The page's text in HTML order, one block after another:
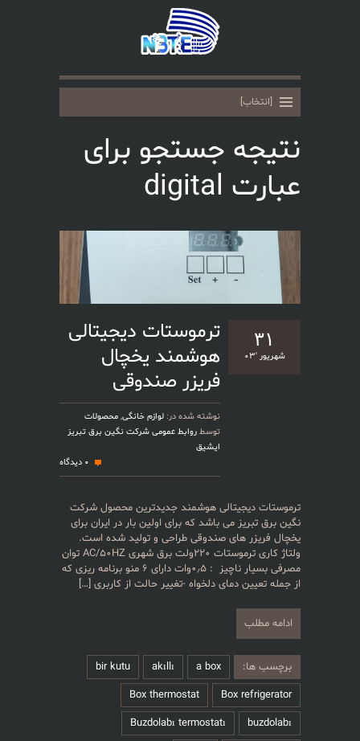
نتیجه جستجو برای
عبارت digital
۳۱
شهریور '۰۳
ترموستات دیجیتالی
هوشمند یخچال
فریزر صندوقی
نوشته شده در: لوازم خانگی, محصولات
توسط روابط عمومی شرکت نگین برق تبریز
ایشیق
0 دیدگاه
ترموستات دیجیتالی هوشمند جدیدترین محصول شرکت
نگین برق تبریز می باشد که برای اولین بار در ایران برای
یخچال فریزر های صندوقی طراحی و تولید شده است.
ولتاژ کاری ترموستات ۲۲۰ولت برق شهری AC/50HZ توان
مصرفی بسیار ناچیز : ۰٫۵وات دارای ۶ منو برنامه ریزی که
از جمله تعیین دمای دلخواه -تغییر حالت از کاربری […]
ادامه مطلب
برچسب ها: a box
akıllı
bir kutu
Box refrigerator
Box thermostat
buzdolabı
Buzdolabı termostatı